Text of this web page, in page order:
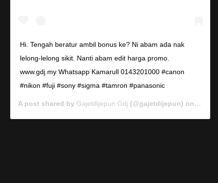
Hi. Tengah beratur ambil bonus ke? Ni abam ada nak
lelong-lelong sikit. Nanti abam edit harga promo.
www.gdj.my Whatsapp Kamarull 0143201000 #canon
#nikon #fuji #sony #sigma #tamron #panasonic
A post shared by Gajetdijepun Gdj (@gajetdijepun) on Jan 7,